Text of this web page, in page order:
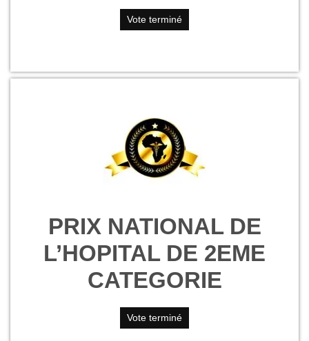
Vote terminé
PRIX NATIONAL DE
L’HOPITAL DE 2EME
CATEGORIE
Vote terminé